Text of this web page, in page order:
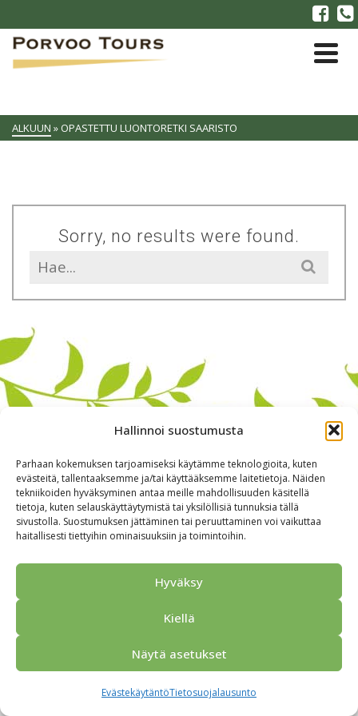
Hallinnoi suostumusta
Parhaan kokemuksen tarjoamiseksi käytämme teknologioita, kuten
evästeitä, tallentaaksemme ja/tai käyttääksemme laitetietoja. Näiden
tekniikoiden hyväksyminen antaa meille mahdollisuuden käsitellä
tietoja, kuten selauskäyttäytymistä tai yksilöllisiä tunnuksia tällä
sivustolla. Suostumuksen jättäminen tai peruuttaminen voi vaikuttaa
haitallisesti tiettyihin ominaisuuksiin ja toimintoihin.
Hyväksy
Kiellä
Näytä asetukset
EvästekäytäntöTietosuojalausunto
ALKUUN » OPASTETTU LUONTORETKI SAARISTO
Sorry, no results were found.
Search
for:
Alkuun Ryhmille Kokous & Ohjelmat
Yhteistyökumppanit
Tarjouspyyntö
Anna palautetta
Tietosuojaseloste
© 2026 Porvoo Tours - matkanjärjestäjä / FPW